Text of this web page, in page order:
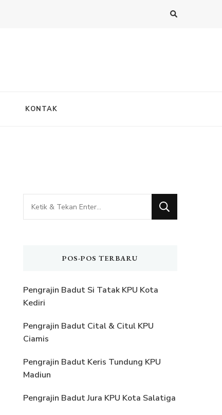
KONTAK
Mencari
Sesuatu?
POS-POS TERBARU
Pengrajin Badut Si Tatak KPU Kota
Kediri
Pengrajin Badut Cital & Citul KPU
Ciamis
Pengrajin Badut Keris Tundung KPU
Madiun
Pengrajin Badut Jura KPU Kota Salatiga